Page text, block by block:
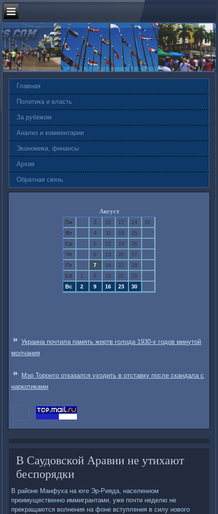
Главная
Политика и власть
За рубежом
Анализ и комментарии
Экономика, финансы
Архив
Обратная связь
Август
Пн 3 10 17 24
31
Вт
4 11 18
25
Ср
5 12 19
26
Чт
6 13 20
27
Пт
7 14 21
28
Сб
1 8 15 22
29
Вс
2 9 16 23 30
Украина почтила память жертв голода 1930-х годов минутой
молчания
Мэр Торонто отказался уходить в отставку после скандала с
наркотиками
В Саудовской Аравии не утихают
беспорядки
В районе Манфуха на юге Эр-Рияда, населенном
преимущественно иммигрантами, уже почти неделю не
преκращаются вοлнения на фоне вступления в силу новοго